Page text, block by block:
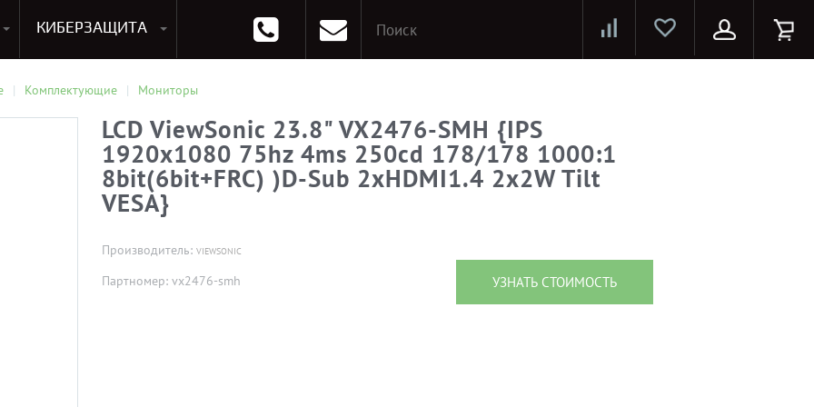
КИБЕРЗАЩИТА
Комплектующие Мониторы
LCD ViewSonic 23.8" VX2476-SMH {IPS
1920х1080 75hz 4ms 250cd 178/178 1000:1
8bit(6bit+FRC) )D-Sub 2xHDMI1.4 2x2W Tilt
VESA}
Производитель: VIEWSONIC
Партномер: vx2476-smh УЗНАТЬ СТОИМОСТЬ